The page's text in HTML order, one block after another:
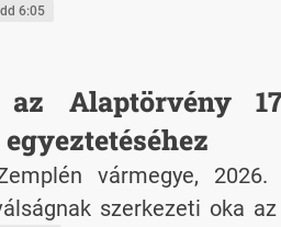
6:05
az Alaptörvény
Zemplén vármegye,
szerkezeti oka az